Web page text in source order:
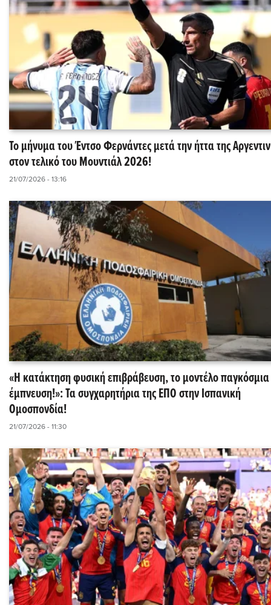
Το μήνυμα του Έντσο Φερνάντες μετά την ήττα της
στον τελικό του Μουντιάλ 2026!
21/07/2026 - 13:16
«Η κατάκτηση φυσική επιβράβευση, το μοντέλο παγκόσμια
έμπνευση!»: Τα συγχαρητήρια της ΕΠΟ στην Ισπανική
Ομοσπονδία!
21/07/2026 - 11:30